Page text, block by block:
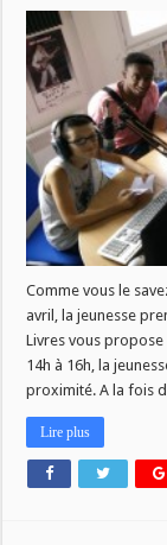
Comme vous le
avril, la jeunesse
Livres vous
14h à 16h, la
proximité. A la fois
Lire plus